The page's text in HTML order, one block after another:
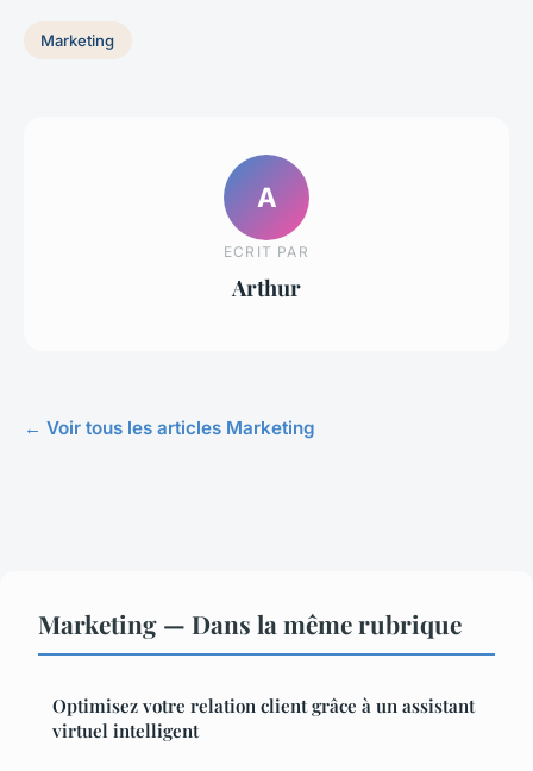
Marketing
A
ECRIT PAR
Arthur
← Voir tous les articles Marketing
Marketing — Dans la même rubrique
Optimisez votre relation client grâce à un assistant
virtuel intelligent